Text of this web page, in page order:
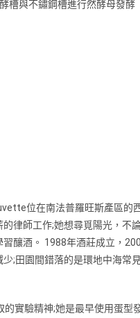
槽與不鏽鋼槽進行然酵母發酵
位在南法普羅旺斯產區
律師工作;她想尋覓陽光，不
釀酒。 1988年酒莊成立，
;田園間錯落的是環地中海常
實驗精神;她是最早使用蛋